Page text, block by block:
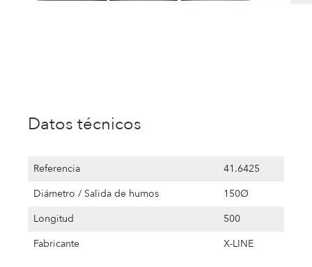
Datos técnicos
Referencia
41.6425
Diámetro / Salida de humos
150Ø
Longitud
500
Fabricante
X-LINE